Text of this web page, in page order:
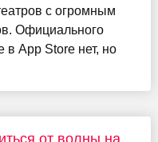
с огромным
Официального
в App Store нет, но